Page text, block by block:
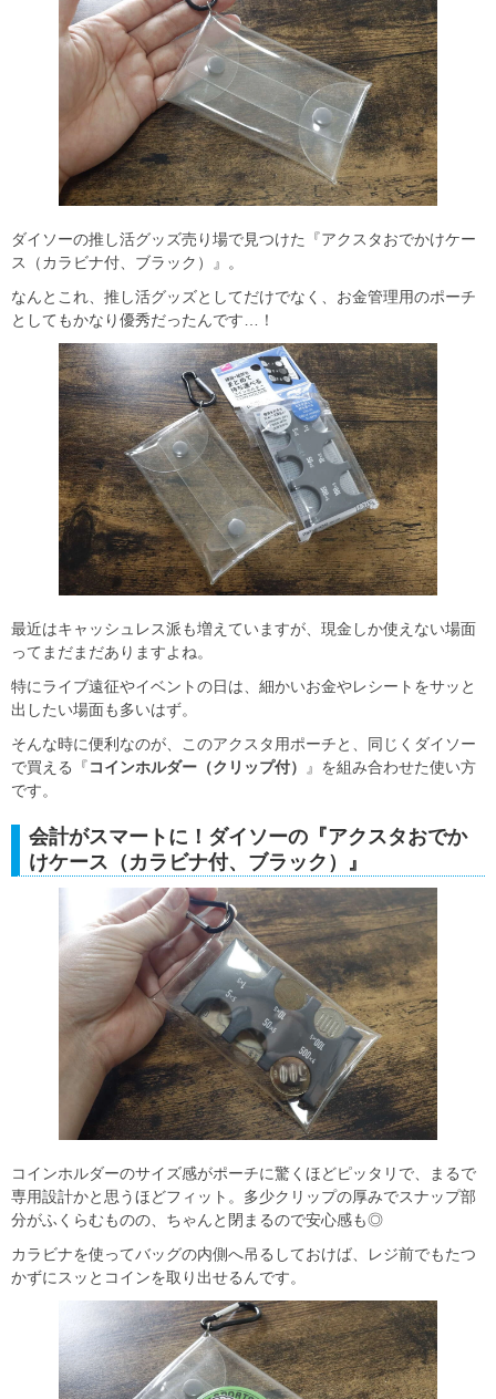
ダイソーの推し活グッズ売り場で見つけた『アクスタおでかけケー
ス（カラビナ付、ブラック）』。
なんとこれ、推し活グッズとしてだけでなく、お金管理用のポーチ
としてもかなり優秀だったんです…！
最近はキャッシュレス派も増えていますが、現金しか使えない場面
ってまだまだありますよね。
特にライブ遠征やイベントの日は、細かいお金やレシートをサッと
出したい場面も多いはず。
そんな時に便利なのが、このアクスタ用ポーチと、同じくダイソー
で買える『コインホルダー（クリップ付）
』を組み合わせた使い方
です。
会計がスマートに！ダイソーの『アクスタおでか
けケース（カラビナ付、ブラック）』
コインホルダーのサイズ感がポーチに驚くほどピッタリで、まるで
専用設計かと思うほどフィット。多少クリップの厚みでスナップ部
分がふくらむものの、ちゃんと閉まるので安心感も◎
カラビナを使ってバッグの内側へ吊るしておけば、レジ前でもたつ
かずにスッとコインを取り出せるんです。